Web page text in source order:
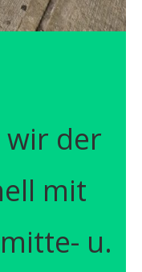
der
mit
u.